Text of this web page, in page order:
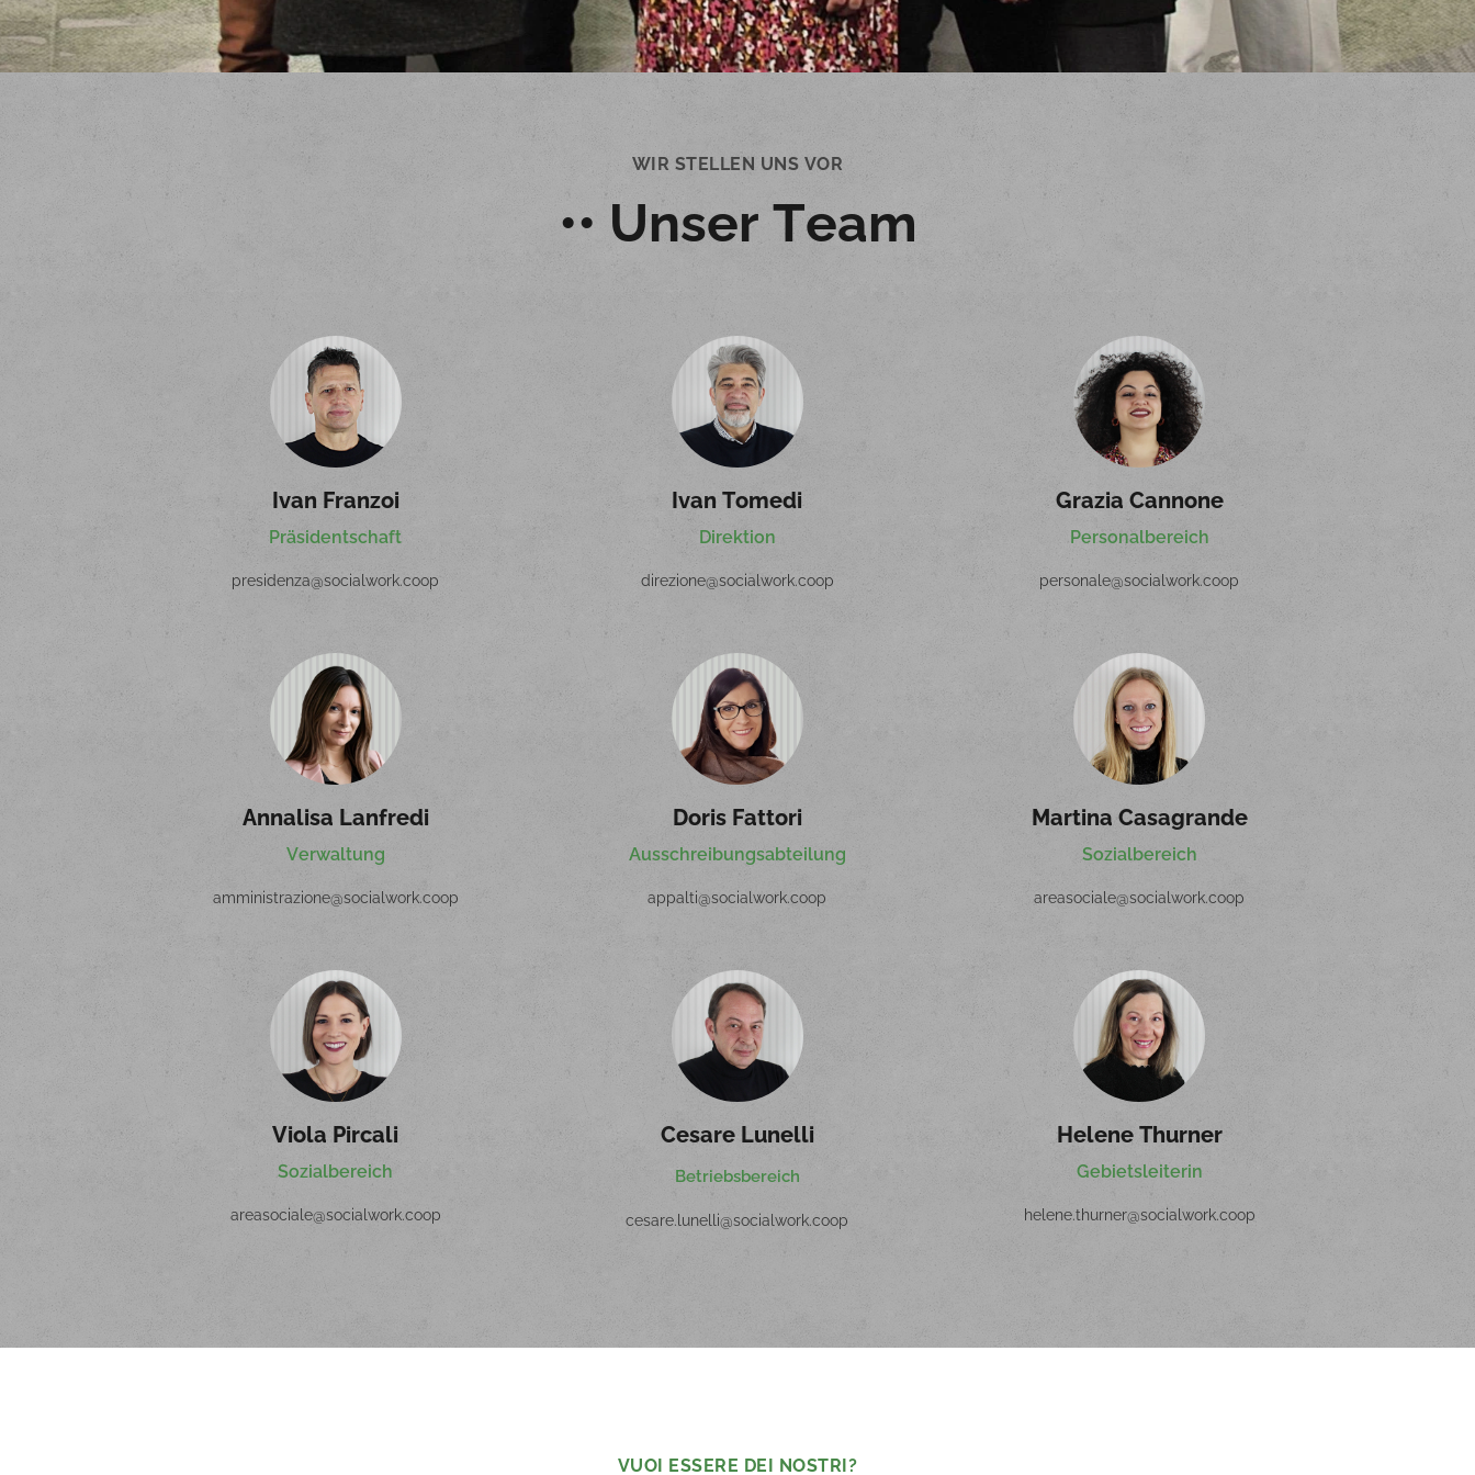
WIR STELLEN UNS VOR
•• Unser Team
Ivan Franzoi
Präsidentschaft
presidenza@socialwork.coop
Ivan Tomedi
Direktion
direzione@socialwork.coop
Grazia Cannone
Personalbereich
personale@socialwork.coop
Annalisa Lanfredi
Verwaltung
amministrazione@socialwork.coop
Doris Fattori
Ausschreibungsabteilung
appalti@socialwork.coop
Martina Casagrande
Sozialbereich
areasociale@socialwork.coop
Viola Pircali
Sozialbereich
areasociale@socialwork.coop
Cesare Lunelli
Betriebsbereich
cesare.lunelli@socialwork.coop
Helene Thurner
Gebietsleiterin
helene.thurner@socialwork.coop
VUOI ESSERE DEI NOSTRI?